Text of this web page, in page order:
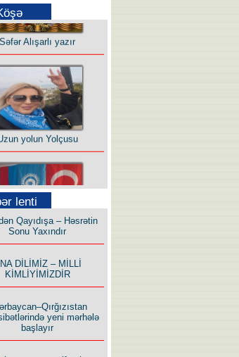
Səfər Alışarlı yazır
yolun Yolçusu
yolda mən varam!
İlham İsmayıl yazır:
lenti
Qayıdışa – Həsrətin
Sonu Yaxındır
DİLİMİZ – MİLLİ
KİMLİYİMİZDİR
yeni mərhələ
başlayır